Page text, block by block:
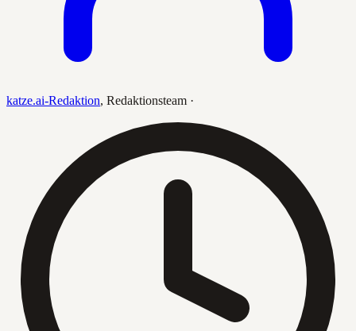
katze.ai-Redaktion, Redaktionsteam ·